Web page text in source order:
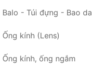
Balo - Túi đựng - Bao da
Ống kính (Lens)
Ống kính, ống ngắm